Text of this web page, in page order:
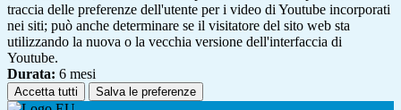
traccia delle preferenze dell'utente per i video di Youtube incorporati
nei siti; può anche determinare se il visitatore del sito web sta
utilizzando la nuova o la vecchia versione dell'interfaccia di
Youtube.
Durata: 6 mesi
Accetta tutti Salva le preferenze